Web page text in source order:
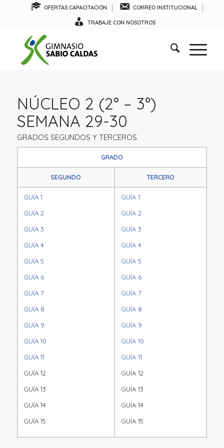
OFERTAS CAPACITACIÓN CORREO INSTITUCIONAL
TRABAJE CON NOSOTROS
NÚCLEO 2 (2° – 3°)
SEMANA 29-30
GRADOS SEGUNDOS Y TERCEROS
GRADO
SEGUNDO TERCERO
GUÍA 1
GUÍA 2
GUÍA 3
GUÍA 4
GUÍA 5
GUÍA 6
GUÍA 7
GUÍA 8
GUÍA 9
GUÍA 10
GUÍA 11
GUÍA 12
GUÍA 13
GUÍA 14
GUÍA 15
GUÍA 1
GUÍA 2
GUÍA 3
GUÍA 4
GUÍA 5
GUÍA 6
GUÍA 7
GUÍA 8
GUÍA 9
GUÍA 10
GUÍA 11
GUÍA 12
GUÍA 13
GUÍA 14
GUÍA 15